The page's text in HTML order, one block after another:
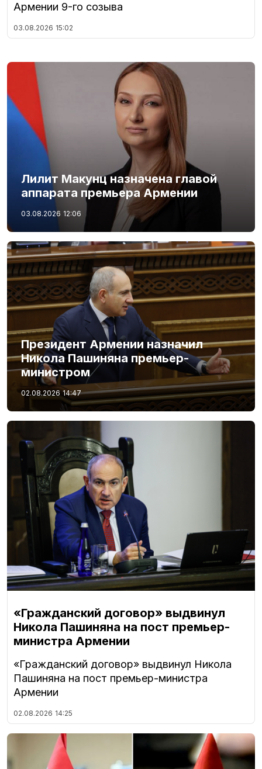
Армении 9-го созыва
03.08.2026 15:02
Лилит Макунц назначена главой
аппарата премьера Армении
03.08.2026 12:06
Президент Армении назначил
Никола Пашиняна премьер-
министром
02.08.2026 14:47
«Гражданский договор» выдвинул
Никола Пашиняна на пост премьер-
министра Армении
«Гражданский договор» выдвинул Никола
Пашиняна на пост премьер-министра
Армении
02.08.2026 14:25